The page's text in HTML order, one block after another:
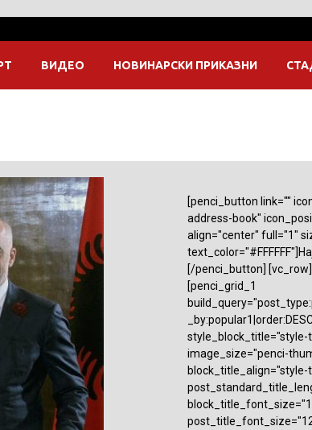
ВИДЕО НОВИНАРСКИ ПРИКАЗНИ
[penci_button link=""
address-book"
align="center" full="1"
[/penci_button]
[penci_grid_1
style_block_title="style-
image_size="penci-